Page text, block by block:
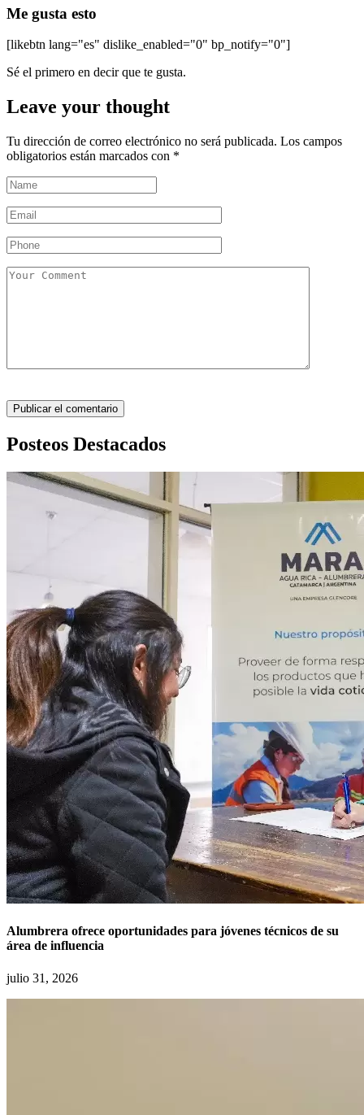
Me gusta esto
[likebtn lang="es" dislike_enabled="0" bp_notify="0"]
Sé el primero en decir que te gusta.
Leave your thought
Tu dirección de correo electrónico no será publicada. Los campos
obligatorios están marcados con *
Posteos Destacados
Alumbrera ofrece oportunidades para jóvenes técnicos de su
área de influencia
julio 31, 2026